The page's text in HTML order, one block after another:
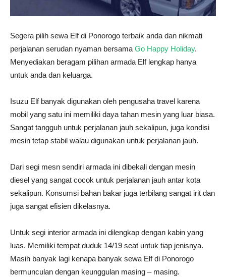
Segera pilih sewa Elf di Ponorogo terbaik anda dan nikmati
perjalanan serudan nyaman bersama Go Happy Holiday.
Menyediakan beragam pilihan armada Elf lengkap hanya
untuk anda dan keluarga.
Isuzu Elf banyak digunakan oleh pengusaha travel karena
mobil yang satu ini memiliki daya tahan mesin yang luar biasa.
Sangat tangguh untuk perjalanan jauh sekalipun, juga kondisi
mesin tetap stabil walau digunakan untuk perjalanan jauh.
Dari segi mesn sendiri armada ini dibekali dengan mesin
diesel yang sangat cocok untuk perjalanan jauh antar kota
sekalipun. Konsumsi bahan bakar juga terbilang sangat irit dan
juga sangat efisien dikelasnya.
Untuk segi interior armada ini dilengkap dengan kabin yang
luas. Memiliki tempat duduk 14/19 seat untuk tiap jenisnya.
Masih banyak lagi kenapa banyak sewa Elf di Ponorogo
bermunculan dengan keunggulan masing – masing.